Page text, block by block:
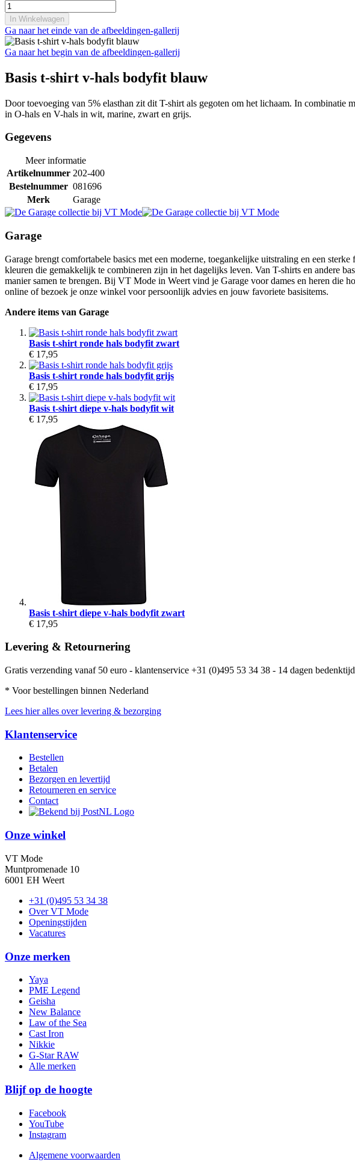
In Winkelwagen
Ga naar het einde van de afbeeldingen-gallerij
Ga naar het begin van de afbeeldingen-gallerij
Basis t-shirt v-hals bodyfit blauw
Door toevoeging van 5% elasthan zit dit T-shirt als gegoten om het lichaam. In
in O-hals en V-hals in wit, marine, zwart en grijs.
Gegevens
Meer informatie
Artikelnummer 202-400
Bestelnummer 081696
Merk
Garage
Garage
Garage brengt comfortabele basics met een moderne, toegankelijke uitstraling en een
kleuren die gemakkelijk te combineren zijn in het dagelijks leven. Van T-shirts en andere
manier samen te brengen. Bij VT Mode in Weert vind je Garage voor dames en heren die
online of bezoek je onze winkel voor persoonlijk advies en jouw favoriete basisitems.
Andere items van Garage
Basis t-shirt ronde hals bodyfit zwart
€ 17,95
Basis t-shirt ronde hals bodyfit grijs
€ 17,95
Basis t-shirt diepe v-hals bodyfit wit
€ 17,95
Basis t-shirt diepe v-hals bodyfit zwart
€ 17,95
Levering & Retournering
Gratis verzending vanaf 50 euro - klantenservice +31 (0)495 53 34 38 - 14 dagen bedenktijd
* Voor bestellingen binnen Nederland
Lees hier alles over levering & bezorging
Klantenservice
Bestellen
Betalen
Bezorgen en levertijd
Retourneren en service
Contact
Onze winkel
VT Mode
Muntpromenade 10
6001 EH Weert
+31 (0)495 53 34 38
Over VT Mode
Openingstijden
Vacatures
Onze merken
Yaya
PME Legend
Geisha
New Balance
Law of the Sea
Cast Iron
Nikkie
G-Star RAW
Alle merken
Blijf op de hoogte
Facebook
YouTube
Instagram
Algemene voorwaarden